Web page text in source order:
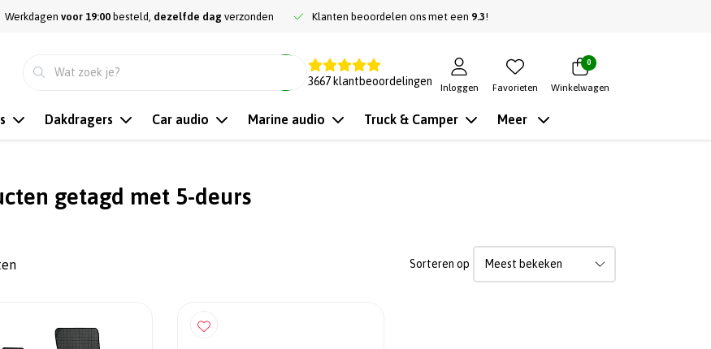
Werkdagen voor 19:00 besteld, dezelfde dag verzonden Klanten beoordelen ons met een 9.3!
3667 klantbeoordelingen
Inloggen Favorieten
0
Winkelwagen
Dakdragers Car audio Marine audio Truck & Camper Meer
getagd met 5-deurs
Sorteren op